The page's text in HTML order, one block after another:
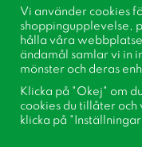
Nyhetsbrev
Om cookies
Inspiration
Vi använder cookies
shoppingupplevelse,
hålla våra
ändamål samlar vi in
mönster och deras
Klicka på "Okej" om
cookies du tillåter och
klicka på